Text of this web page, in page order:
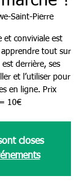
Saint-Pierre
et conviviale est
tout sur
derrière, ses
et l’utiliser pour
en ligne. Prix
10€
closes